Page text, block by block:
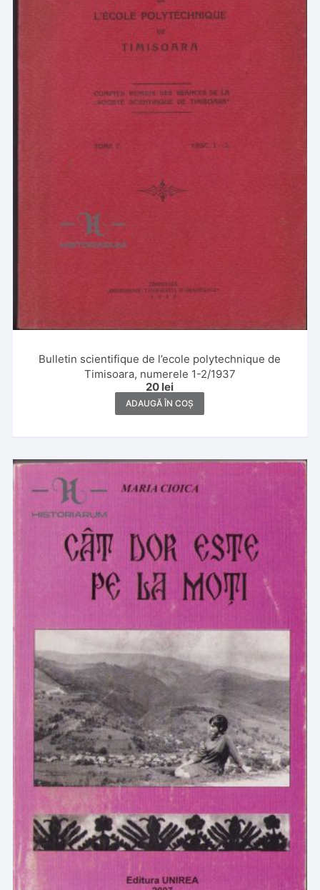
Bulletin scientifique de l’ecole polytechnique de
Timisoara, numerele 1-2/1937
20 lei
ADAUGĂ ÎN COȘ